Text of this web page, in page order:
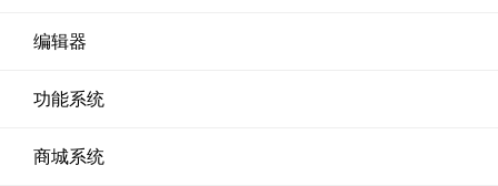
编辑器
功能系统
商城系统